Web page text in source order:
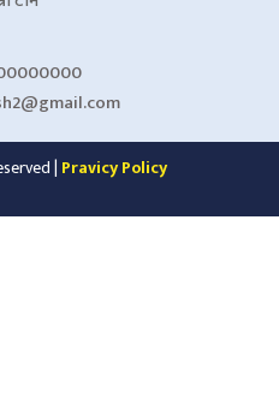
| Pravicy Policy